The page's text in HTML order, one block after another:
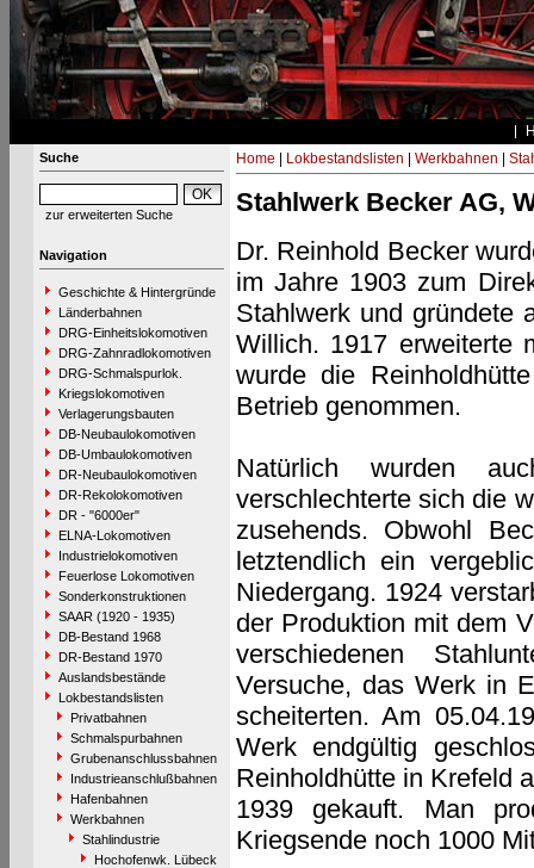
Suche
zur erweiterten Suche
Navigation
Geschichte & Hintergründe
Länderbahnen
DRG-Einheitslokomotiven
DRG-Zahnradlokomotiven
DRG-Schmalspurlok.
Kriegslokomotiven
Verlagerungsbauten
DB-Neubaulokomotiven
DB-Umbaulokomotiven
DR-Neubaulokomotiven
DR-Rekolokomotiven
DR - "6000er"
ELNA-Lokomotiven
Industrielokomotiven
Feuerlose Lokomotiven
Sonderkonstruktionen
SAAR (1920 - 1935)
DB-Bestand 1968
DR-Bestand 1970
Auslandsbestände
Lokbestandslisten
Privatbahnen
Schmalspurbahnen
Grubenanschlussbahnen
Industrieanschlußbahnen
Hafenbahnen
Werkbahnen
Stahlindustrie
Hochofenwk. Lübeck
Home Lokbestandslisten Werkbahnen
Stahlwerk Becker AG,
Dr. Reinhold Becker
im Jahre 1903 zum
Stahlwerk und gründete
Willich. 1917 erweiterte
wurde die
Betrieb genommen.
Natürlich wurden
verschlechterte sich die
zusehends. Obwohl
letztendlich ein
Niedergang. 1924
der Produktion mit dem
verschiedenen
Versuche, das Werk in
scheiterten. Am
Werk endgültig
Reinholdhütte in Krefeld
1939 gekauft. Man
Kriegsende noch 1000